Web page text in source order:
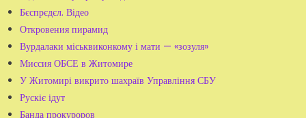
Бєспрєдєл. Відео
Откровения пирамид
Вурдалаки міськвиконкому і мати — «зозуля»
Миссия ОБСЕ в Житомире
У Житомирі викрито шахраїв Управління СБУ
Рускіє ідут
Банда прокуроров